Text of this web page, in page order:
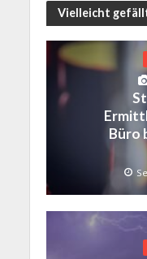
Vielleicht
Büro